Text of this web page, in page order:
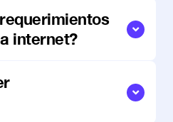
internet?